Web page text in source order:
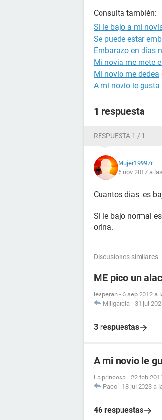
Consulta también:
Si le bajo a mi
Se puede estar
Embarazo en días
Mi novia me mete
Mi novio me dedea
A mi novio le gusta
1 respuesta
RESPUESTA 1 / 1
Mujer19997r
5 nov 2017 a
Cuantos dias les
Si le bajo normal
orina.
Discusiones similares
ME pico un
lesperan - 6 sep 2012 a
Miligarcia - 31 jul
3 respuestas
A mi novio le
La princesa - 22 feb
Paco - 18 jul 2023 a
46 respuestas